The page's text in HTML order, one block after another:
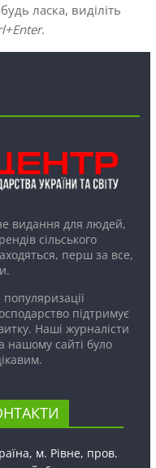
ласка, виділіть
.
видання для людей,
сільського
перш за все,
підтримує
Наші журналісти
нашому сайті було
м. Рівне, пров.